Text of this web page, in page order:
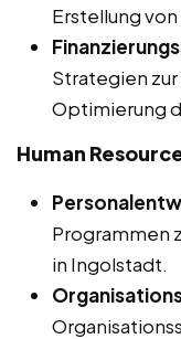
Erstellung
Strategien
Optimierung
Human
Programmen
in Ingolstadt.